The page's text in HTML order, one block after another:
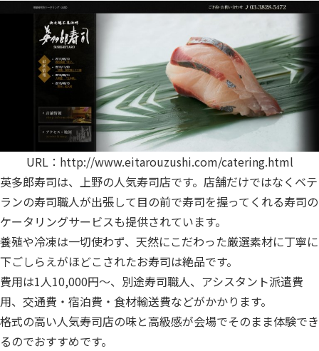
URL： http://www.eitarouzushi.com/catering.html
英多郎寿司は、上野の人気寿司店です。店舗だけではなくベテ
ランの寿司職人が出張して目の前で寿司を握ってくれる寿司の
ケータリングサービスも提供されています。
養殖や冷凍は一切使わず、天然にこだわった厳選素材に丁寧に
下ごしらえがほどこされたお寿司は絶品です。
費用は1人10,000円〜、別途寿司職人、アシスタント派遣費
用、交通費・宿泊費・食材輸送費などがかかります。
格式の高い人気寿司店の味と高級感が会場でそのまま体験でき
るのでおすすめです。